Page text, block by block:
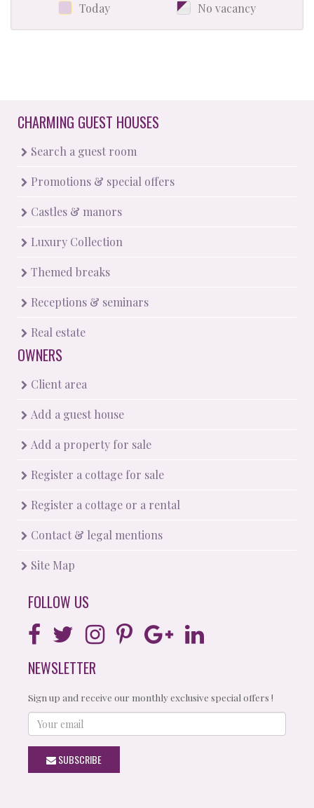
Today
No vacancy
CHARMING GUEST HOUSES
Search a guest room
Promotions & special offers
Castles & manors
Luxury Collection
Themed breaks
Receptions & seminars
Real estate
OWNERS
Client area
Add a guest house
Add a property for sale
Register a cottage for sale
Register a cottage or a rental
Contact & legal mentions
Site Map
FOLLOW US
NEWSLETTER
Sign up and receive our monthly exclusive special offers !
Your
email
SUBSCRIBE